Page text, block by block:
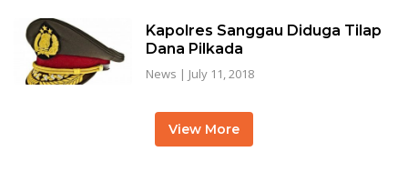
Kapolres Sanggau Diduga Tilap
Dana Pilkada
News | July 11, 2018
View More